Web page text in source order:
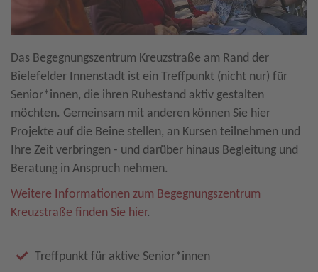
Das Begegnungszentrum Kreuzstraße am Rand der
Bielefelder Innenstadt ist ein Treffpunkt (nicht nur) für
Senior*innen, die ihren Ruhestand aktiv gestalten
möchten. Gemeinsam mit anderen können Sie hier
Projekte auf die Beine stellen, an Kursen teilnehmen und
Ihre Zeit verbringen - und darüber hinaus Begleitung und
Beratung in Anspruch nehmen.
Weitere Informationen zum Begegnungszentrum
Kreuzstraße finden Sie hier.
Treffpunkt für aktive Senior*innen